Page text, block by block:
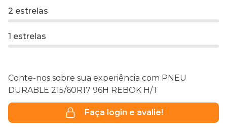
2 estrelas
1 estrelas
Conte-nos sobre sua experiência com PNEU
DURABLE 215/60R17 96H REBOK H/T
Faça login e avalie!